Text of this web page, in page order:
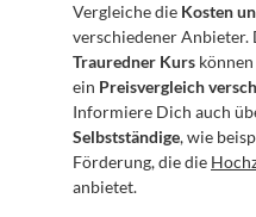
Vergleiche die Kosten
Trauredner Kurs
ein Preisvergleich
Informiere Dich auch
Selbstständige, wie
Förderung, die die
anbietet.